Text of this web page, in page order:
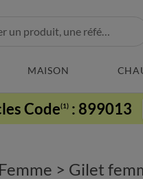
MAISON
Code(1) : 899013
> Gilet